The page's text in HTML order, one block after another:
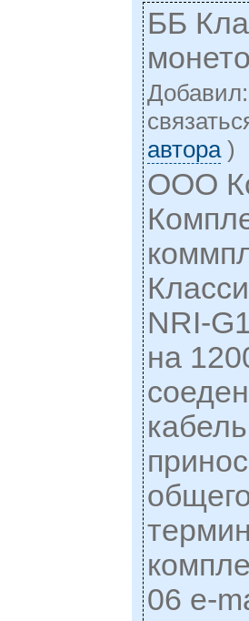
ББ
автора)
ООО
NRI-
на
06 e-